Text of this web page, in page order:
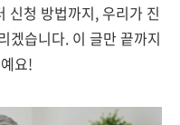
신청 방법까지, 우리가 진
겠습니다. 이 글만 끝까지
요!